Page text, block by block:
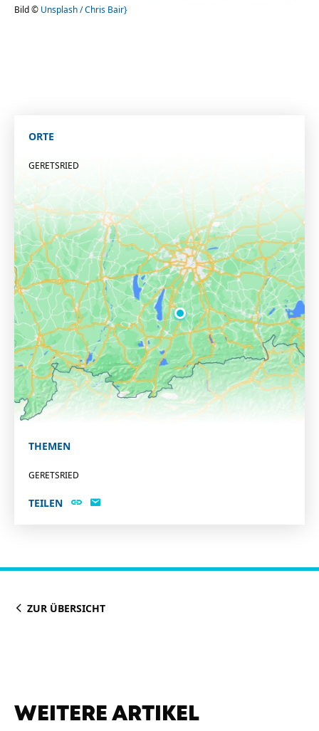
Newsletter
Bild © Unsplash / Chris Bair}
ORTE
GERETSRIED
THEMEN
GERETSRIED
TEILEN
ZUR ÜBERSICHT
WEITERE ARTIKEL